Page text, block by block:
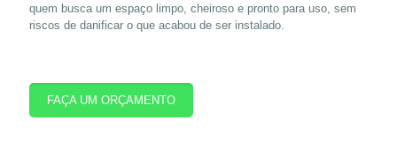
quem busca um espaço limpo, cheiroso e pronto para uso, sem
riscos de danificar o que acabou de ser instalado.
FAÇA UM ORÇAMENTO